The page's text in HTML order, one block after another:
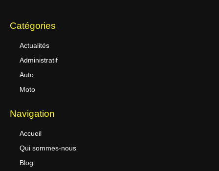
Catégories
Actualités
Administratif
Auto
Moto
Navigation
Accueil
Qui sommes-nous
Blog